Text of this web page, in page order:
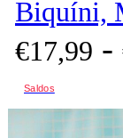
Biquíni,
€17,99 -
Saldos